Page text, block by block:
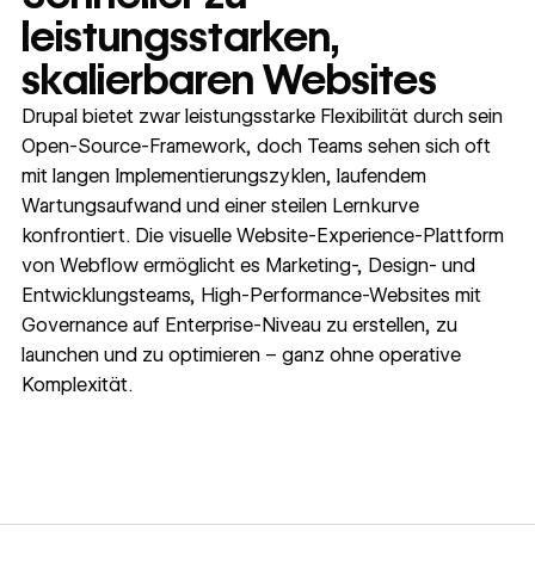
story
leistungsstarken,
skalierbaren Websites
Drupal bietet zwar leistungsstarke Flexibilität durch sein
Open-Source-Framework, doch Teams sehen sich oft
mit langen Implementierungszyklen, laufendem
Wartungsaufwand und einer steilen Lernkurve
konfrontiert. Die visuelle Website-Experience-Plattform
von Webflow ermöglicht es Marketing-, Design- und
Entwicklungsteams, High-Performance-Websites mit
Governance auf Enterprise-Niveau zu erstellen, zu
launchen und zu optimieren – ganz ohne operative
Komplexität.